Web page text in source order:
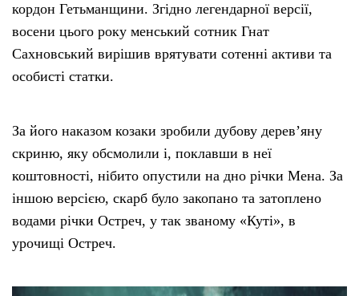
кордон Гетьманщини. Згідно легендарної версії,
восени цього року менський сотник Гнат
Сахновський вирішив врятувати сотенні активи та
особисті статки.
За його наказом козаки зробили дубову дерев’яну
скриню, яку обсмолили і, поклавши в неї
коштовності, нібито опустили на дно річки Мена. За
іншою версією, скарб було закопано та затоплено
водами річки Остреч, у так званому «Куті», в
урочищі Остреч.